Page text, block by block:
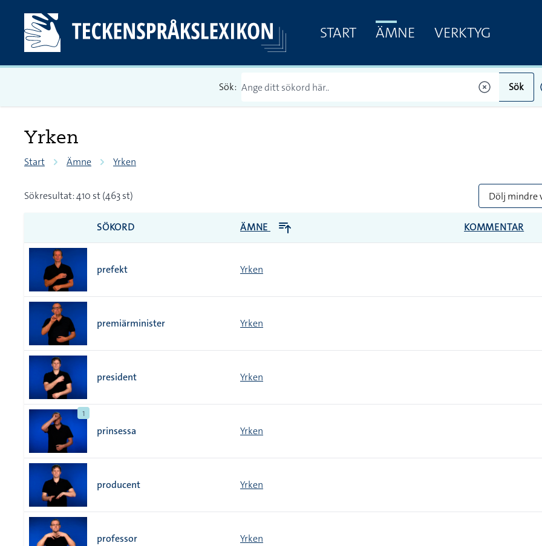
START ÄMNE VERKTYG
Sök: Sök
Yrken
Start Ämne Yrken
Sökresultat: 410 st (463 st) Dölj mindre
SÖKORD ÄMNE KOMMENTAR
prefekt Yrken
premiärminister Yrken
president Yrken
1
prinsessa Yrken
producent Yrken
professor Yrken